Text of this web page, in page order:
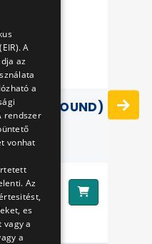
(ROUND)
A
az
a
rendszer
vonhat
Az
es
vagy a
a